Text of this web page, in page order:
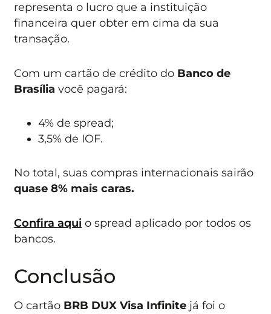
representa o lucro que a instituição
financeira quer obter em cima da sua
transação.
Com um cartão de crédito do Banco de
Brasíliavocê pagará:
4% de spread;
3,5% de IOF.
No total, suas compras internacionais sairão
quase 8% mais caras.
Confira aqui o spread aplicado por todos os
bancos.
Conclusão
O cartão BRB DUX Visa Infinite já foi o